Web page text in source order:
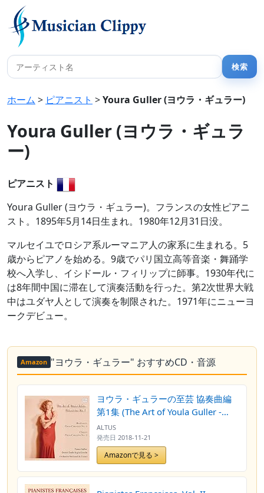
ホーム > ピアニスト >Youra Guller (ヨウラ・ギュラー)
Youra Guller (ヨウラ・ギュラ
ー)
ピアニスト
Youra Guller (ヨウラ・ギュラー)。フランスの女性ピアニ
スト。1895年5月14日生まれ。1980年12月31日没。
マルセイユでロシア系ルーマニア人の家系に生まれる。5
歳からピアノを始める。9歳でパリ国立高等音楽・舞踊学
校へ入学し、イシドール・フィリップに師事。1930年代に
は8年間中国に滞在して演奏活動を行った。第2次世界大戦
中はユダヤ人として演奏を制限された。1971年にニューヨ
ークデビュー。
Amazon "ヨウラ・ギュラー" おすすめCD・音源
ヨウラ・ギュラーの至芸 協奏曲編
第1集 (The Art of Youla Guller -
Concertos Vol. I / Youla Guller |
Desire-Emile Inghelbrecht) [CD]
[MONO] [国内プレス] [日本語帯・
解説付]
ALTUS
発売日 2018-11-21
Amazonで見る >